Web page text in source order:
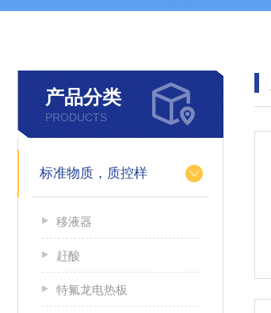
产品分类
PRODUCTS
标准物质，质控样
移液器
赶酸
特氟龙电热板